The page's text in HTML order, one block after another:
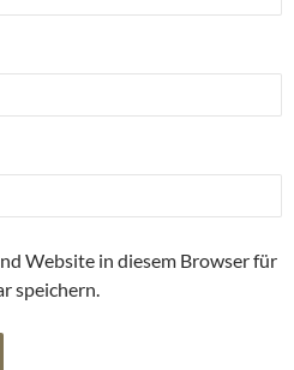
Website in diesem Browser für
speichern.